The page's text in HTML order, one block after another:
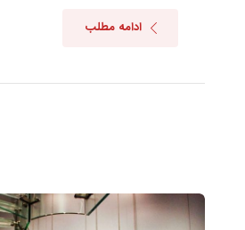
ادامه مطلب